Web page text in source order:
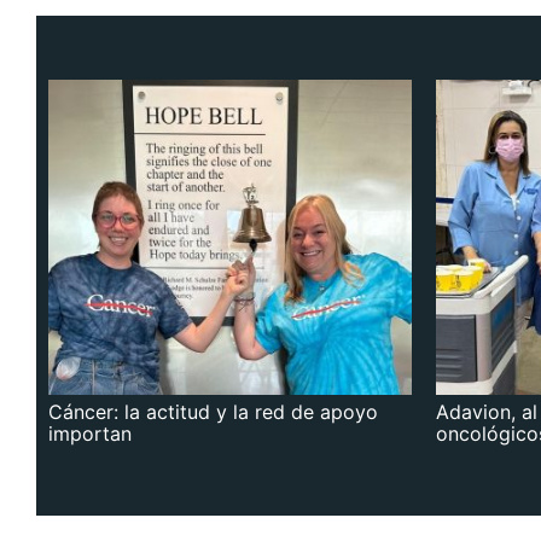
Cáncer: la actitud y la red de apoyo
importan
Adavion,